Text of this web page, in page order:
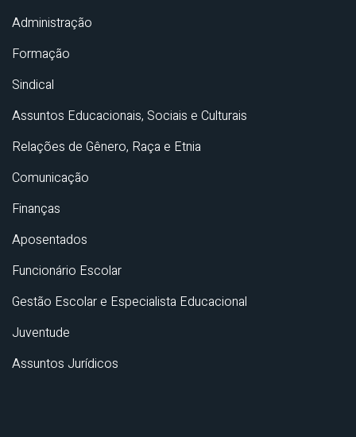
Administração
Formação
Sindical
Assuntos Educacionais, Sociais e Culturais
Relações de Gênero, Raça e Etnia
Comunicação
Finanças
Aposentados
Funcionário Escolar
Gestão Escolar e Especialista Educacional
Juventude
Assuntos Jurídicos